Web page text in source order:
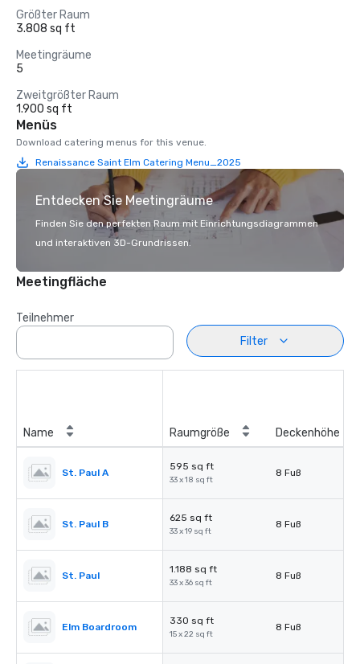
Größter Raum
3.808 sq ft
Meetingräume
5
Zweitgrößter Raum
1.900 sq ft
Menüs
Download catering menus for this venue.
Renaissance Saint Elm Catering Menu_2025
Entdecken Sie Meetingräume
Finden Sie den perfekten Raum mit Einrichtungsdiagrammen
und interaktiven 3D-Grundrissen.
Meetingfläche
Teilnehmer
Filter
Name Raumgröße Deckenhöhe
St. Paul A
595 sq ft
33 x 18 sq ft
8 Fuß
St. Paul B
625 sq ft
33 x 19 sq ft
8 Fuß
St. Paul
1.188 sq ft
33 x 36 sq ft
8 Fuß
Elm Boardroom
330 sq ft
15 x 22 sq ft
8 Fuß